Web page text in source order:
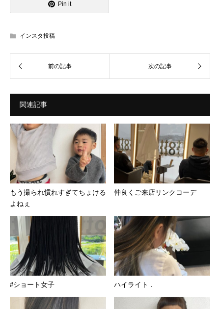
Pin it
インスタ投稿
関連記事
もう撮られ慣れすぎてちょける
よねぇ
仲良くご来店リンクコーデ
#ショート女子 ハイライト．